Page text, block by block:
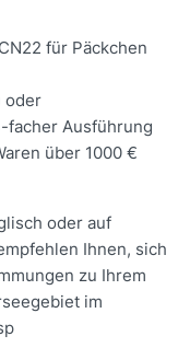
für Päckchen
oder
facher Ausführung
über 1000 €
oder auf
Ihnen, sich
zu Ihrem
im